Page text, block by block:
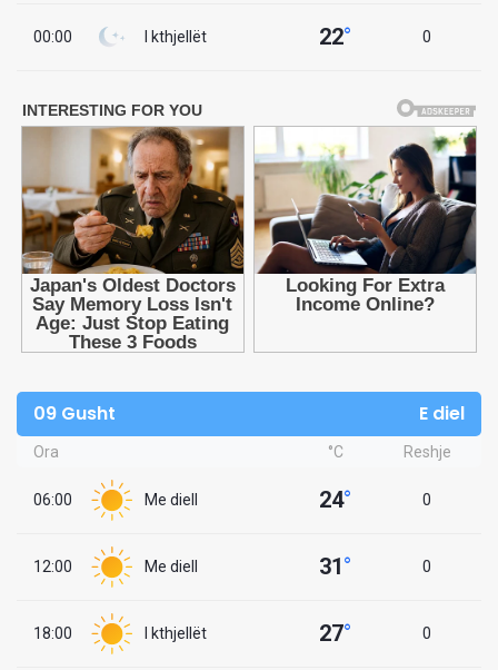
00:00 I kthjellët 22° 0
09 Gusht E diel
Ora °C Reshje
06:00 Me diell 24° 0
12:00 Me diell 31° 0
18:00 I kthjellët 27° 0